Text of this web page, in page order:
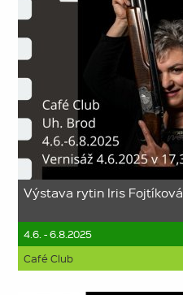
Výstava rytin Iris Fojtíková
4.6. - 6.8.2025
Café Club